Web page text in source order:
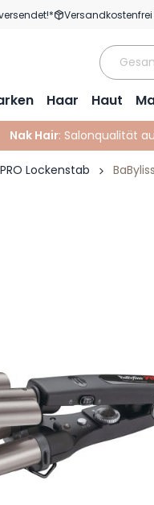
Haar Haut
Nak Hair: Salonqualität
Lockenstab